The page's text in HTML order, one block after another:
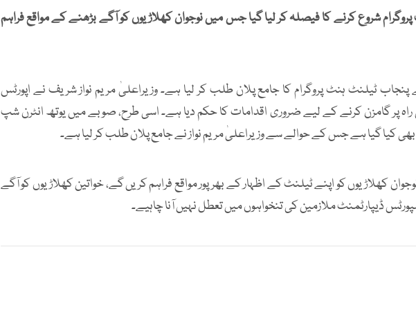
شروع کرنے کا فیصلہ کر لیا گیا جس میں نوجوان کھلاڑیوں کو آگے بڑھنے کے مواقع فراہم
ٹیلنٹ ہنٹ پروگرام کا جامع پلان طلب کر لیا ہے۔ وزیراعلیٰ مریم نواز شریف نے اپورٹس
راہ پر گامزن کرنے کے لیے ضروری اقدامات کا حکم دیا ہے۔ اسی طرح، صوبے میں یوتھ انٹرن شپ
کیا گیا ہے جس کے حوالے سے وزیراعلیٰ مریم نواز نے جامع پلان طلب کر لیا ہے۔
کھلاڑیوں کو اپنے ٹیلنٹ کے اظہار کے بھرپور مواقع فراہم کریں گے، خواتین کھلاڑیوں کو آگے
ڈیپارٹمنٹ ملازمین کی تنخواہوں میں تعطل نہیں آنا چاہیے۔